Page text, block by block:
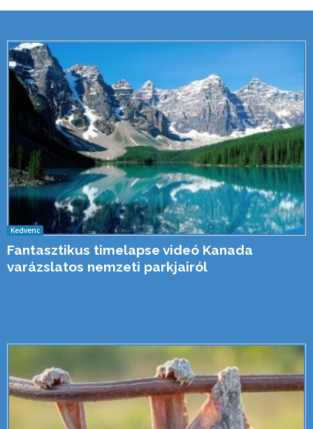
Kedvenc
Fantasztikus timelapse videó Kanada
varázslatos nemzeti parkjairól